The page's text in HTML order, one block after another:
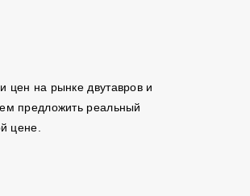
цен на рынке двутавров и
предложить реальный
цене.